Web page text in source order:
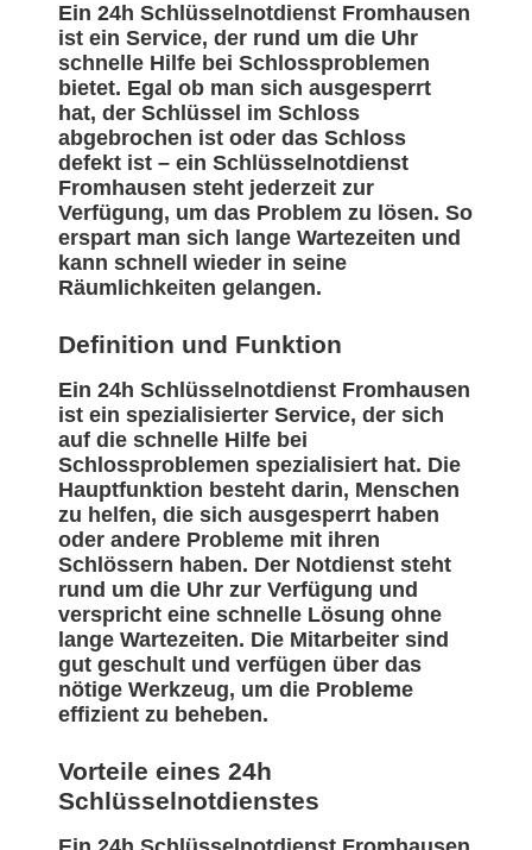
Ein 24h Schlüsselnotdienst Fromhausen
ist ein Service, der rund um die Uhr
schnelle Hilfe bei Schlossproblemen
bietet. Egal ob man sich ausgesperrt
hat, der Schlüssel im Schloss
abgebrochen ist oder das Schloss
defekt ist – ein Schlüsselnotdienst
Fromhausen steht jederzeit zur
Verfügung, um das Problem zu lösen. So
erspart man sich lange Wartezeiten und
kann schnell wieder in seine
Räumlichkeiten gelangen.
Definition und Funktion
Ein 24h Schlüsselnotdienst Fromhausen
ist ein spezialisierter Service, der sich
auf die schnelle Hilfe bei
Schlossproblemen spezialisiert hat. Die
Hauptfunktion besteht darin, Menschen
zu helfen, die sich ausgesperrt haben
oder andere Probleme mit ihren
Schlössern haben. Der Notdienst steht
rund um die Uhr zur Verfügung und
verspricht eine schnelle Lösung ohne
lange Wartezeiten. Die Mitarbeiter sind
gut geschult und verfügen über das
nötige Werkzeug, um die Probleme
effizient zu beheben.
Vorteile eines 24h
Schlüsselnotdienstes